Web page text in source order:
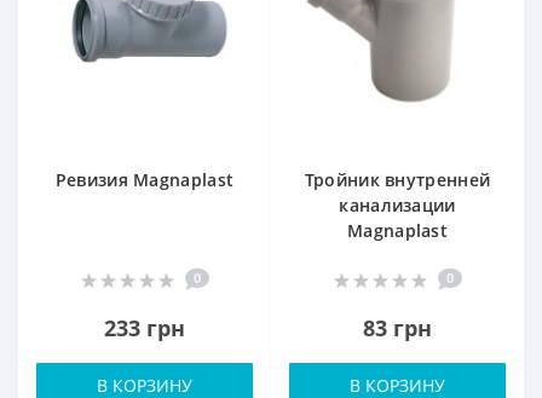
Ревизия Magnaplast
0
233 грн
В КОРЗИНУ
Тройник внутренней
канализации
Magnaplast
0
83 грн
В КОРЗИНУ